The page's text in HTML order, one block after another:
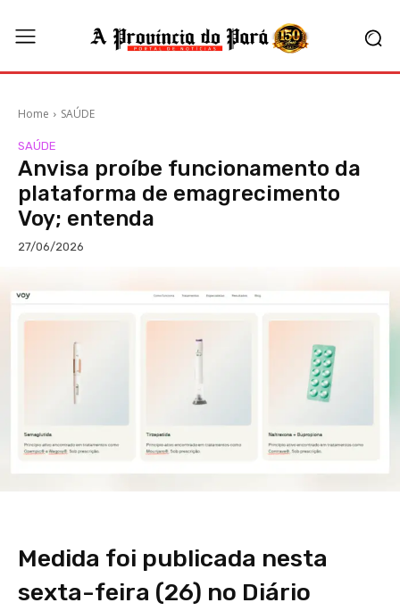
Home SAÚDE
SAÚDE
Anvisa proíbe funcionamento da
plataforma de emagrecimento
Voy; entenda
27/06/2026
Medida foi publicada nesta
sexta-feira (26) no Diário